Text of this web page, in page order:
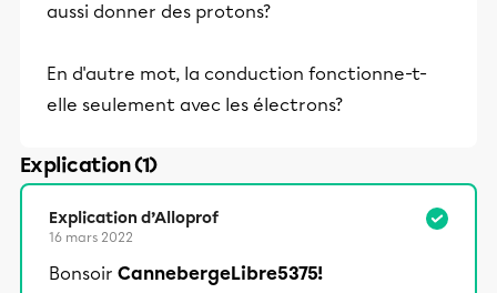
aussi donner des protons?
En d'autre mot, la conduction fonctionne-t-
elle seulement avec les électrons?
Explication (1)
Explication d’Alloprof
16 mars 2022
Bonsoir CannebergeLibre5375!